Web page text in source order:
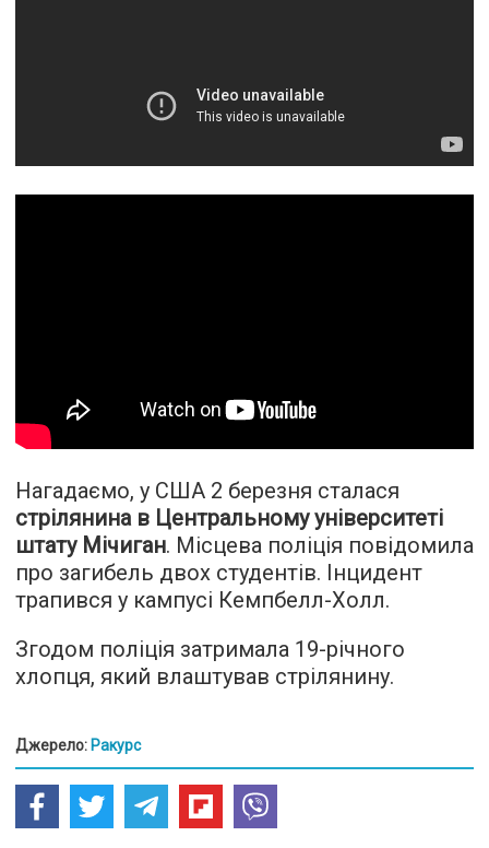
Нагадаємо, у США 2 березня сталася
стрілянина в Центральному університеті
штату Мічиган. Місцева поліція повідомила
про загибель двох студентів. Інцидент
трапився у кампусі Кемпбелл-Холл.
Згодом поліція затримала 19-річного
хлопця, який влаштував стрілянину.
Джерело: Ракурс